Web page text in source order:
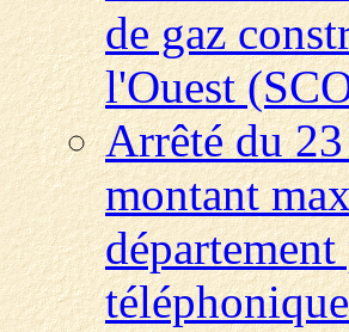
de gaz
l'Ouest
Arrêté du
montant